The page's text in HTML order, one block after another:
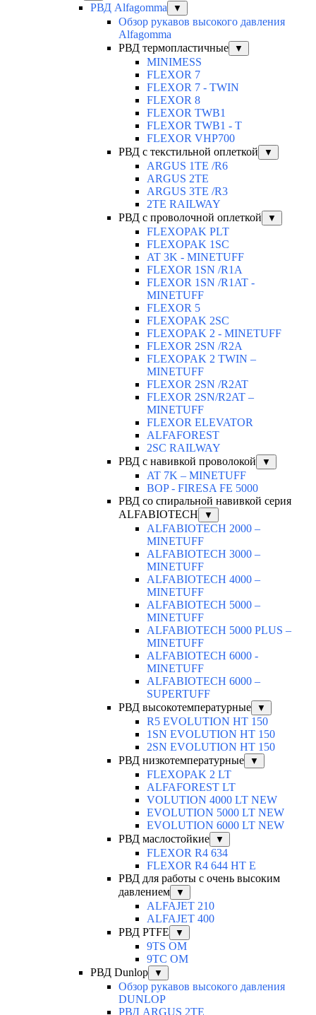
РВД Alfagomma ▼
Обзор рукавов высокого давления
Alfagomma
РВД термопластичные
▼
MINIMESS
FLEXOR 7
FLEXOR 7 - TWIN
FLEXOR 8
FLEXOR TWB1
FLEXOR TWB1 - T
FLEXOR VHP700
РВД с текстильной оплеткой
▼
ARGUS 1TE /R6
ARGUS 2TЕ
ARGUS 3TE /R3
2TE RAILWAY
РВД с проволочной оплеткой
▼
FLEXOPAK PLT
FLEXOPAK 1SС
AT 3K - MINETUFF
FLEXOR 1SN /R1A
FLEXOR 1SN /R1AT -
MINETUFF
FLEXOR 5
FLEXOPAK 2SС
FLEXOPAK 2 - MINETUFF
FLEXOR 2SN /R2A
FLEXOPAK 2 TWIN –
MINETUFF
FLEXOR 2SN /R2AT
FLEXOR 2SN/R2AT –
MINETUFF
FLEXOR ELEVATOR
ALFAFOREST
2SC RAILWAY
РВД с навивкой проволокой
▼
AT 7K – MINETUFF
BOP - FIRESA FE 5000
РВД со спиральной навивкой серия
ALFABIOTECH
▼
ALFABIOTECH 2000 –
MINETUFF
ALFABIOTECH 3000 –
MINETUFF
ALFABIOTECH 4000 –
MINETUFF
ALFABIOTECH 5000 –
MINETUFF
ALFABIOTECH 5000 PLUS –
MINETUFF
ALFABIOTECH 6000 -
MINETUFF
ALFABIOTECH 6000 –
SUPERTUFF
РВД высокотемпературные
▼
R5 EVOLUTION HT 150
1SN EVOLUTION HT 150
2SN EVOLUTION HT 150
РВД низкотемпературные
▼
FLEXOPAK 2 LT
ALFAFOREST LT
VOLUTION 4000 LT NEW
EVOLUTION 5000 LT NEW
EVOLUTION 6000 LT NEW
РВД маслостойкие
▼
FLEXOR R4 634
FLEXOR R4 644 HT E
РВД для работы с очень высоким
давлением
▼
ALFAJET 210
ALFAJET 400
РВД PTFE
▼
9TS OM
9TC OM
РВД Dunlop
▼
Обзор рукавов высокого давления
DUNLOP
РВД ARGUS 2TE